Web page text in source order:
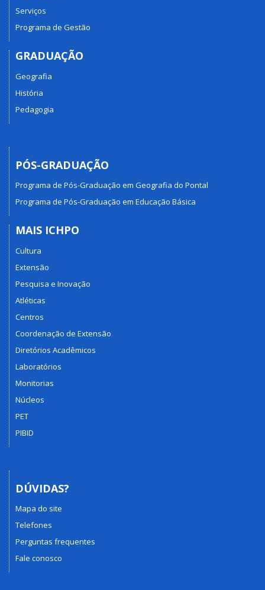
Serviços
Programa de Gestão
GRADUAÇÃO
Geografia
História
Pedagogia
PÓS-GRADUAÇÃO
Programa de Pós-Graduação em Geografia do Pontal
Programa de Pós-Graduação em Educação Básica
MAIS ICHPO
Cultura
Extensão
Pesquisa e Inovação
Atléticas
Centros
Coordenação de Extensão
Diretórios Acadêmicos
Laboratórios
Monitorias
Núcleos
PET
PIBID
DÚVIDAS?
Mapa do site
Telefones
Perguntas frequentes
Fale conosco